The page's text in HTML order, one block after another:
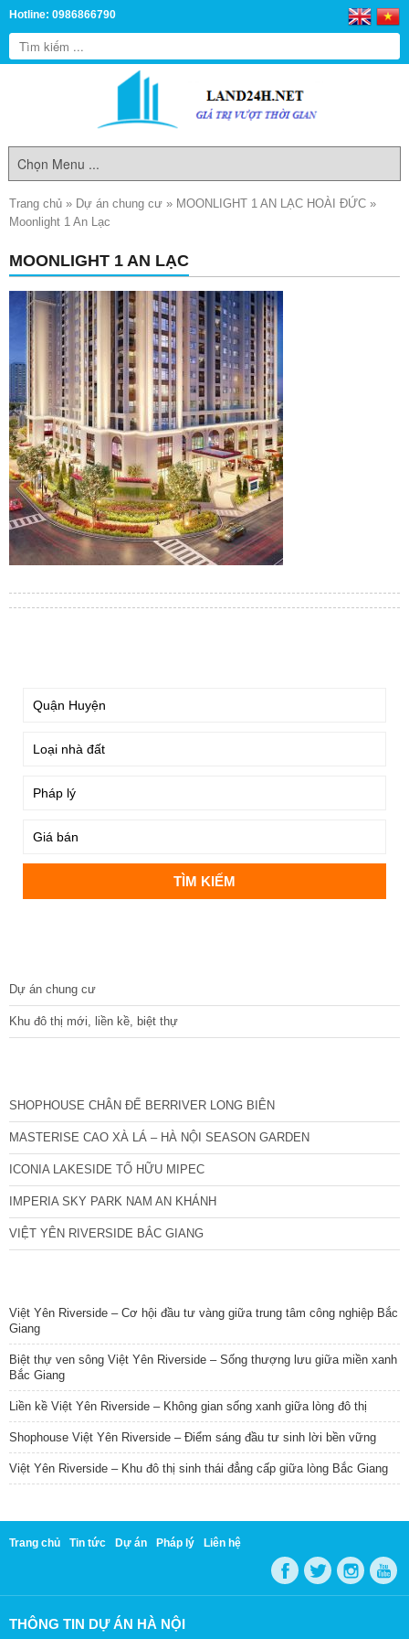
Hotline: 0986866790
Trang chủ » Dự án chung cư » MOONLIGHT 1 AN LẠC HOÀI ĐỨC »
Moonlight 1 An Lạc
MOONLIGHT 1 AN LẠC
Dự án chung cư
Khu đô thị mới, liền kề, biệt thự
SHOPHOUSE CHÂN ĐẾ BERRIVER LONG BIÊN
MASTERISE CAO XÀ LÁ – HÀ NỘI SEASON GARDEN
ICONIA LAKESIDE TỐ HỮU MIPEC
IMPERIA SKY PARK NAM AN KHÁNH
VIỆT YÊN RIVERSIDE BẮC GIANG
Việt Yên Riverside – Cơ hội đầu tư vàng giữa trung tâm công nghiệp Bắc
Giang
Biệt thự ven sông Việt Yên Riverside – Sống thượng lưu giữa miền xanh
Bắc Giang
Liền kề Việt Yên Riverside – Không gian sống xanh giữa lòng đô thị
Shophouse Việt Yên Riverside – Điểm sáng đầu tư sinh lời bền vững
Việt Yên Riverside – Khu đô thị sinh thái đẳng cấp giữa lòng Bắc Giang
Trang chủ Tin tức Dự án Pháp lý Liên hệ
THÔNG TIN DỰ ÁN HÀ NỘI